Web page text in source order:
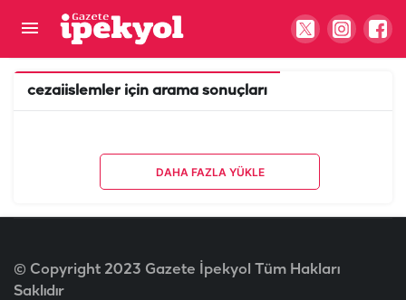
cezaiislemler için arama sonuçları
DAHA FAZLA YÜKLE
© Copyright 2023 Gazete İpekyol Tüm Hakları
Saklıdır